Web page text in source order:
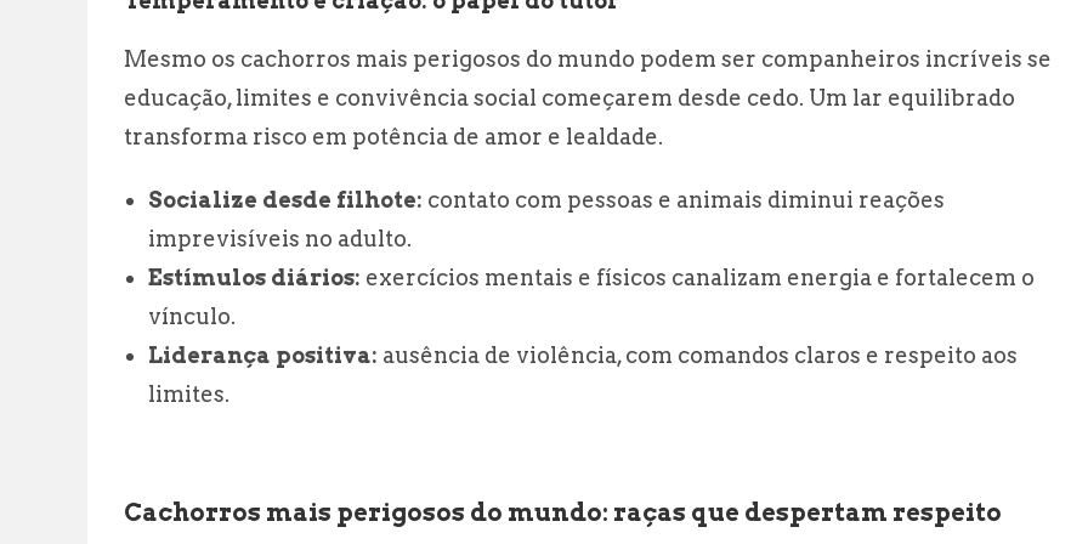
Mesmo os cachorros mais perigosos do mundo podem ser companheiros incríveis se
educação, limites e convivência social começarem desde cedo. Um lar equilibrado
transforma risco em potência de amor e lealdade.
Socialize desde filhote: contato com pessoas e animais diminui reações
imprevisíveis no adulto.
Estímulos diários: exercícios mentais e físicos canalizam energia e fortalecem o
vínculo.
Liderança positiva: ausência de violência, com comandos claros e respeito aos
limites.
Cachorros mais perigosos do mundo: raças que despertam respeito